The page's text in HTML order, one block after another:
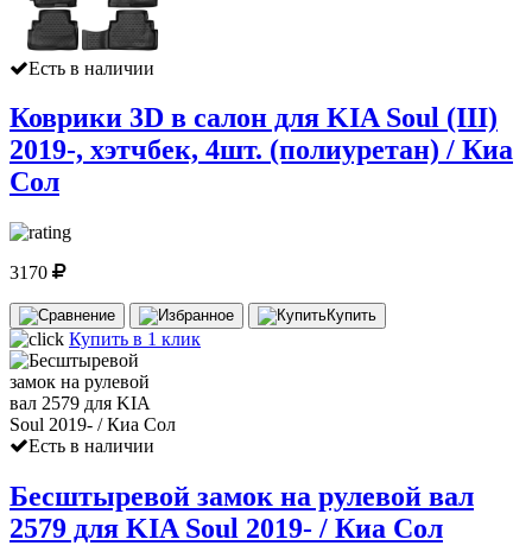
Есть в наличии
Коврики 3D в салон для KIA Soul (III)
2019-, хэтчбек, 4шт. (полиуретан) / Киа
Сол
3170
Купить
Купить в 1 клик
Есть в наличии
Бесштыревой замок на рулевой вал
2579 для KIA Soul 2019- / Киа Сол